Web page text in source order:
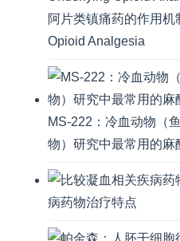
阿片类镇痛药的作用
Opioid Analgesia
MS-222：冷血动物（
物）研究中最常用的麻
病药物治疗特点